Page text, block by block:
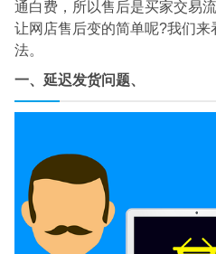
通白费，所以售后是买家交易
让网店售后变的简单呢?我们
法。
一、延迟发货问题、